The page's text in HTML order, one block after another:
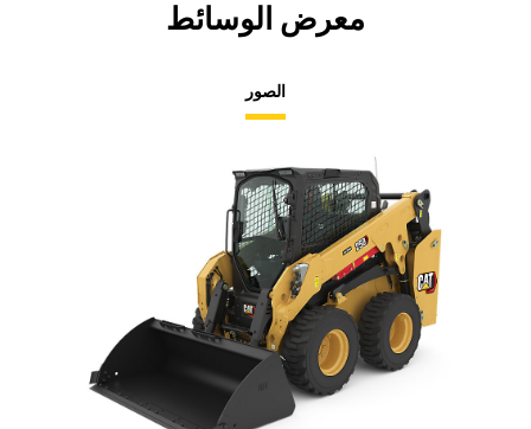
معرض الوسائط
الصور